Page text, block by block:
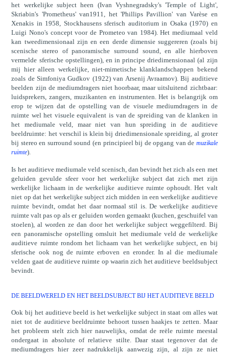
het werkelijke subject heen (Ivan Vyshnegradsky's 'Temple of Light',
Skriabin's 'Prometheus' van1911, het 'Phillips Pavillion' van Varèse en
Xenakis in 1958, Stockhausens sferisch auditorium in Osaka (1970) en
Luigi Nono's concept voor de Prometeo van 1984). Het mediumaal veld
kan tweedimensionaal zijn en een derde dimensie suggereren (zoals bij
scenische stereo of panoramische surround sound, en alle hierboven
vermelde sferische opstellingen), en in principe driedimensionaal (al zijn
mij hier alleen werkelijke, niet-mimetische klanklandschappen bekend
zoals de Simfoniya Gudkov (1922) van Arsenij Avraamov). Bij auditieve
beelden zijn de mediumdragers niet hoorbaar, maar uitsluitend zichtbaar:
luidsprekers, zangers, muzikanten en instrumenten. Het is belangrijk om
erop te wijzen dat de opstelling van de visuele mediumdragers in de
ruimte wel het visuele equivalent is van de spreiding van de klanken in
het mediumale veld, maar niet van hun spreiding in de auditieve
beeldruimte: het verschil is klein bij driedimensionale spreiding, al groter
bij stereo en surround sound (en principieel bij de opgang van de muzikale
ruimte).
Is het auditieve mediumale veld scenisch, dan bevindt het zich als een met
geluiden gevulde sfeer voor het werkelijke subject dat zich met zijn
werkelijke lichaam in de werkelijke auditieve ruimte ophoudt. Het valt
niet op dat het werkelijke subject zich midden in een werkelijke auditieve
ruimte bevindt, omdat het daar normaal stil is. De werkelijke auditieve
ruimte valt pas op als er geluiden worden gemaakt (kuchen, geschuifel van
stoelen), al worden ze dan door het werkelijke subject weggefilterd. Bij
een panoramische opstelling omsluit het mediumale veld de werkelijke
auditieve ruimte rondom het lichaam van het werkelijke subject, en bij
sferische ook nog de ruimte erboven en eronder. In al die mediumale
velden gaat de auditieve ruimte op waarin zich het auditieve beeldsubject
bevindt.
DE BEELDWERELD EN HET BEELDSUBJECT BIJ HET AUDITIEVE BEELD
Ook bij het auditieve beeld is het werkelijke subject in staat om alles wat
niet tot de auditieve beeldruimte behoort tussen haakjes te zetten. Maar
het probleem stelt zich hier nauwelijks, omdat de reële ruimte meestal
ondergaat in absolute of relatieve stilte. Daar staat tegenover dat de
mediumdragers hier zeer nadrukkelijk aanwezig zijn, al zijn ze niet